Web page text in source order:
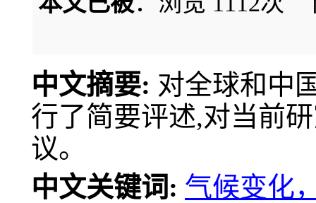
中文摘要: 对全球和中
行了简要评述,对当前
议。
中文关键词: 气候变化